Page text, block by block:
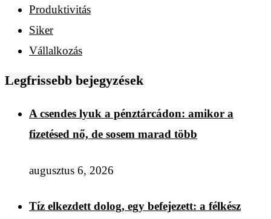
Produktivitás
Siker
Vállalkozás
Legfrissebb bejegyzések
A csendes lyuk a pénztárcádon: amikor a
fizetésed nő, de sosem marad több
augusztus 6, 2026
Tíz elkezdett dolog, egy befejezett: a félkész